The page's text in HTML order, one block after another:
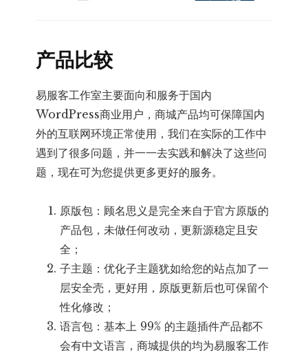
产品比较
易服客工作室主要面向和服务于国内
WordPress商业用户，商城产品均可保障国内
外的互联网环境正常使用，我们在实际的工作中
遇到了很多问题，并一一去实践和解决了这些问
题，现在可为您提供更多更好的服务。
原版包：顾名思义是完全来自于官方原版的
产品包，未做任何改动，更新源稳定且安
全；
子主题：优化子主题犹如给您的站点加了一
层安全壳，更好用，原版更新后也可保留个
性化修改；
语言包：基本上 99% 的主题插件产品都不
会有中文语言，商城提供的均为易服客工作